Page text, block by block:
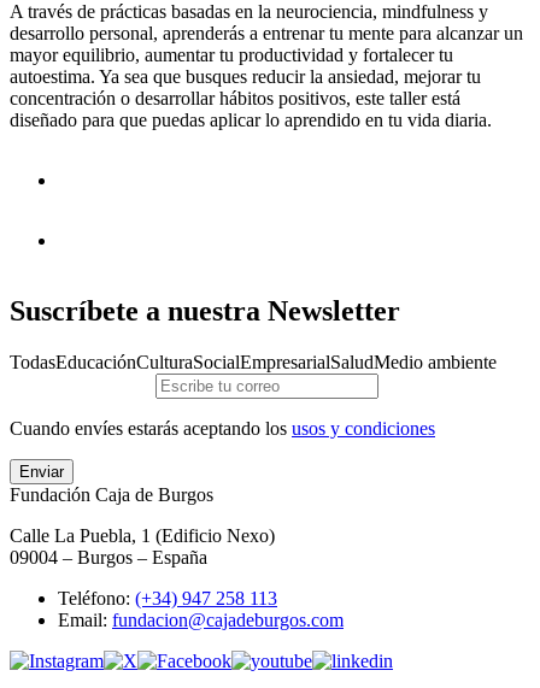
A través de prácticas basadas en la neurociencia, mindfulness y
desarrollo personal, aprenderás a entrenar tu mente para alcanzar un
mayor equilibrio, aumentar tu productividad y fortalecer tu
autoestima. Ya sea que busques reducir la ansiedad, mejorar tu
concentración o desarrollar hábitos positivos, este taller está
diseñado para que puedas aplicar lo aprendido en tu vida diaria.
Suscríbete a nuestra Newsletter
TodasEducaciónCulturaSocialEmpresarialSaludMedio ambiente
Cuando envíes estarás aceptando los usos y condiciones
Enviar
Fundación Caja de Burgos
Calle La Puebla, 1 (Edificio Nexo)
09004 – Burgos – España
Teléfono: (+34) 947 258 113
Email: fundacion@cajadeburgos.com